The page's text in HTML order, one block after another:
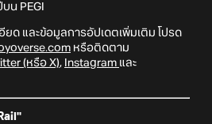
น PEGI
ยด และข้อมูลการอัปเดตเพิ่มเติม โปรด
หรือติดตาม
(หรือ X), Instagram และ